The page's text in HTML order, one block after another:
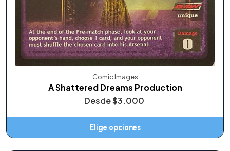
Comic Images
A Shattered Dreams Production
Desde$3.000
Elige opciones